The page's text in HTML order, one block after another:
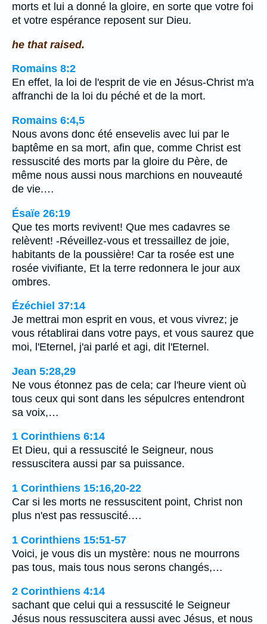
morts et lui a donné la gloire, en sorte que votre foi
et votre espérance reposent sur Dieu.
he that raised.
Romains 8:2
En effet, la loi de l'esprit de vie en Jésus-Christ m'a
affranchi de la loi du péché et de la mort.
Romains 6:4,5
Nous avons donc été ensevelis avec lui par le
baptême en sa mort, afin que, comme Christ est
ressuscité des morts par la gloire du Père, de
même nous aussi nous marchions en nouveauté
de vie.…
Ésaïe 26:19
Que tes morts revivent! Que mes cadavres se
relèvent! -Réveillez-vous et tressaillez de joie,
habitants de la poussière! Car ta rosée est une
rosée vivifiante, Et la terre redonnera le jour aux
ombres.
Ézéchiel 37:14
Je mettrai mon esprit en vous, et vous vivrez; je
vous rétablirai dans votre pays, et vous saurez que
moi, l'Eternel, j'ai parlé et agi, dit l'Eternel.
Jean 5:28,29
Ne vous étonnez pas de cela; car l'heure vient où
tous ceux qui sont dans les sépulcres entendront
sa voix,…
1 Corinthiens 6:14
Et Dieu, qui a ressuscité le Seigneur, nous
ressuscitera aussi par sa puissance.
1 Corinthiens 15:16,20-22
Car si les morts ne ressuscitent point, Christ non
plus n'est pas ressuscité.…
1 Corinthiens 15:51-57
Voici, je vous dis un mystère: nous ne mourrons
pas tous, mais tous nous serons changés,…
2 Corinthiens 4:14
sachant que celui qui a ressuscité le Seigneur
Jésus nous ressuscitera aussi avec Jésus, et nous